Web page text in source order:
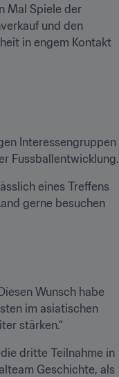
Mal Spiele der
und den
in engem Kontakt
Interessengruppen
Fussballentwicklung.
eines Treffens
gerne besuchen
Wunsch habe
im asiatischen
stärken.“
dritte Teilnahme in
Geschichte, als